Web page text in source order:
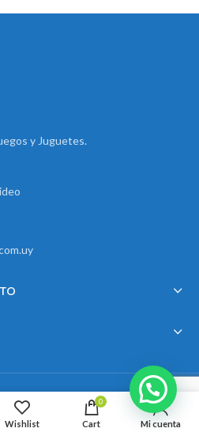
y Juguetes.
Montevideo Marketing
Wishlist
0
Cart Mi cuenta